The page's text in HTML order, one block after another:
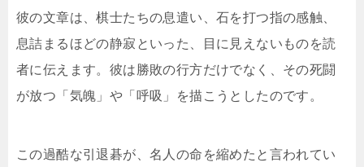
彼の文章は、棋士たちの息遣い、石を打つ指の感触、
息詰まるほどの静寂といった、目に見えないものを読
者に伝えます。彼は勝敗の行方だけでなく、その死闘
が放つ「気魄」や「呼吸」を描こうとしたのです。
この過酷な引退碁が、名人の命を縮めたと言われてい